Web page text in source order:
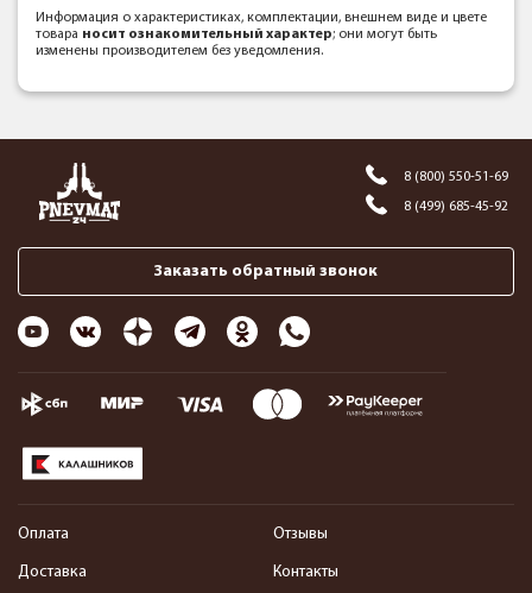
Информация о характеристиках, комплектации, внешнем виде и цвете
товара носит ознакомительный характер; они могут быть
изменены производителем без уведомления.
8 (800) 550-51-69
8 (499) 685-45-92
Заказать обратный звонок
Оплата
Доставка
Отзывы
Контакты